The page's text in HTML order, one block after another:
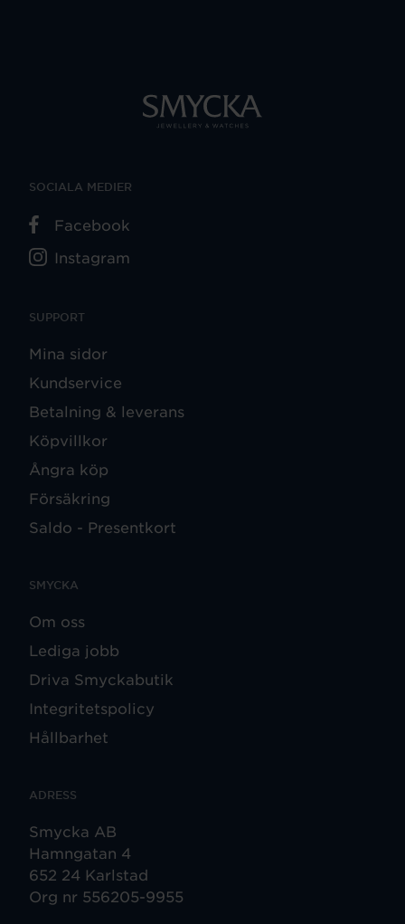
SUPPORT
Mina sidor
Kundservice
Betalning & leverans
Köpvillkor
Ångra köp
Försäkring
Saldo - Presentkort
SMYCKA
Om oss
Lediga jobb
Driva Smyckabutik
Integritetspolicy
Hållbarhet
ADRESS
Smycka AB
Hamngatan 4
652 24 Karlstad
Org nr 556205-9955
SOCIALA MEDIER
Facebook
Instagram